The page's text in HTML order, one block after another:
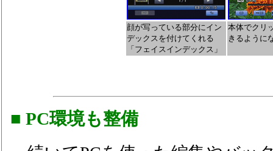
顔が写っている部分にイン
デックスを付けてくれる
「フェイスインデックス」
本体でクリ
きるように
■ PC環境も整備